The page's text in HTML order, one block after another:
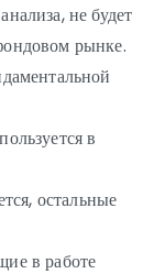
не будет
рынке.
в
остальные
в работе